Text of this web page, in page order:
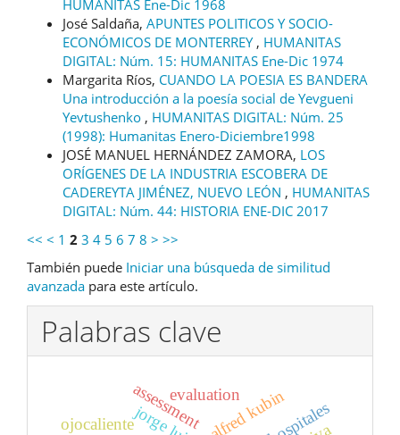
HUMANITAS Ene-Dic 1968
José Saldaña, APUNTES POLITICOS Y SOCIO-
ECONÓMICOS DE MONTERREY , HUMANITAS
DIGITAL: Núm. 15: HUMANITAS Ene-Dic 1974
Margarita Ríos, CUANDO LA POESIA ES BANDERA
Una introducción a la poesía social de Yevgueni
Yevtushenko , HUMANITAS DIGITAL: Núm. 25
(1998): Humanitas Enero-Diciembre1998
JOSÉ MANUEL HERNÁNDEZ ZAMORA, LOS
ORÍGENES DE LA INDUSTRIA ESCOBERA DE
CADEREYTA JIMÉNEZ, NUEVO LEÓN , HUMANITAS
DIGITAL: Núm. 44: HISTORIA ENE-DIC 2017
<< < 1 2 3 4 5 6 7 8 > >>
También puede Iniciar una búsqueda de similitud
avanzada para este artículo.
Palabras clave
alfred kubin
assessmentevaluation
ojocaliente hospitales